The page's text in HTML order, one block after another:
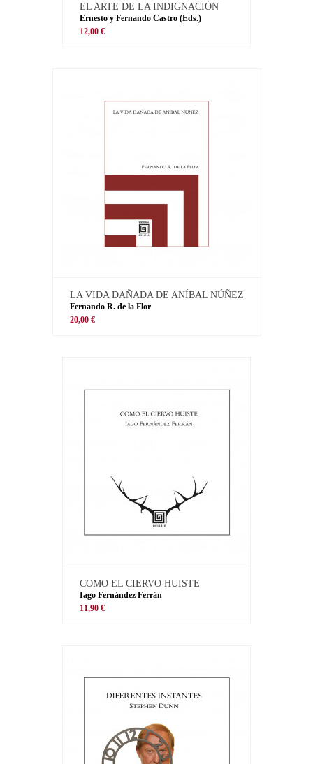
EL ARTE DE LA INDIGNACIÓN
Ernesto y Fernando Castro (Eds.)
12,00 €
LA VIDA DAÑADA DE ANÍBAL NÚÑEZ
Fernando R. de la Flor
20,00 €
COMO EL CIERVO HUISTE
Iago Fernández Ferrán
11,90 €